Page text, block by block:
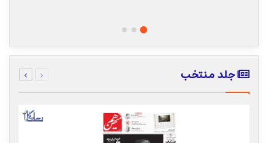
جلد منتخب
صفحه